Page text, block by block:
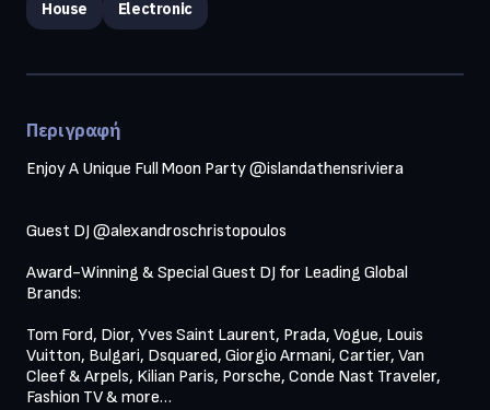
House Electronic
Περιγραφή
Enjoy A Unique Full Moon Party @islandathensriviera
Guest DJ @alexandroschristopoulos
Award-Winning & Special Guest DJ for Leading Global
Brands:
Tom Ford, Dior, Yves Saint Laurent, Prada, Vogue, Louis
Vuitton, Bulgari, Dsquared, Giorgio Armani, Cartier, Van
Cleef & Arpels, Kilian Paris, Porsche, Conde Nast Traveler,
Fashion TV & more…